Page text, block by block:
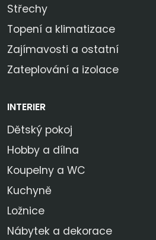
Střechy
Topení a klimatizace
Zajímavosti a ostatní
Zateplování a izolace
INTERIER
Dětský pokoj
Hobby a dílna
Koupelny a WC
Kuchyně
Ložnice
Nábytek a dekorace